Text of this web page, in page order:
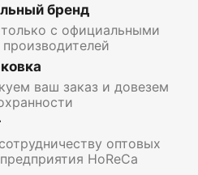
бренд
с официальными
ваш заказ и довезем
оптовых
HoReCa